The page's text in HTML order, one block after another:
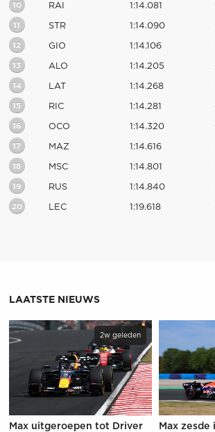
10 RAI 1:14.081
11 STR 1:14.090
12 GIO 1:14.106
13 ALO 1:14.205
14 LAT 1:14.268
15 RIC 1:14.281
16 OCO 1:14.320
17 MAZ 1:14.616
18 MSC 1:14.801
19 RUS 1:14.840
20 LEC 1:19.618
LAATSTE NIEUWS
2w geleden
Max uitgeroepen tot Driver
Max